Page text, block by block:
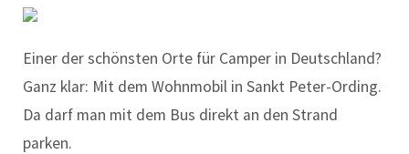
Einer der schönsten Orte für Camper in Deutschland?
Ganz klar: Mit dem Wohnmobil in Sankt Peter-Ording.
Da darf man mit dem Bus direkt an den Strand
parken.